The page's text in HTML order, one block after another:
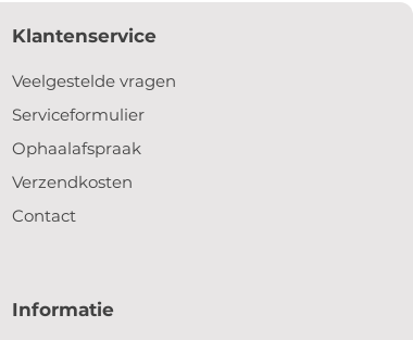
Klantenservice
Veelgestelde vragen
Serviceformulier
Ophaalafspraak
Verzendkosten
Contact
Informatie